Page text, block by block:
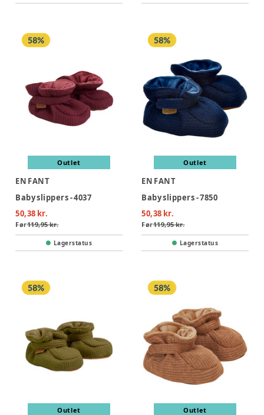
Outlet
EN FANT
Baby slippers - 4037
50,38 kr.
Før119,95 kr.
Lagerstatus
Outlet
EN FANT
Baby slippers - 7850
50,38 kr.
Før119,95 kr.
Lagerstatus
Outlet Outlet